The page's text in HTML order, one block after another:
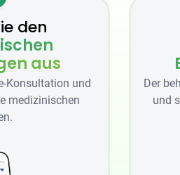
den
aus
Konsultation und
medizinischen
Der
und